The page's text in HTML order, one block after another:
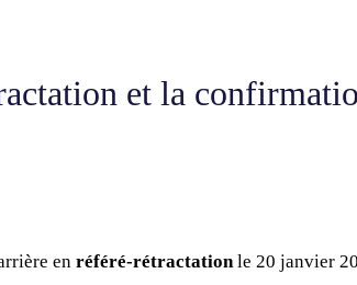
et la
en référé-rétractationle 20 janvier